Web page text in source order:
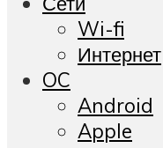
Wi-fi
Интернет
OC
Android
Apple